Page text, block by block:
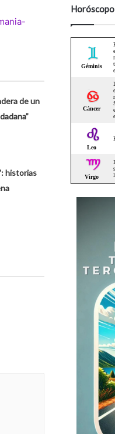
de un
historias
Horóscopo